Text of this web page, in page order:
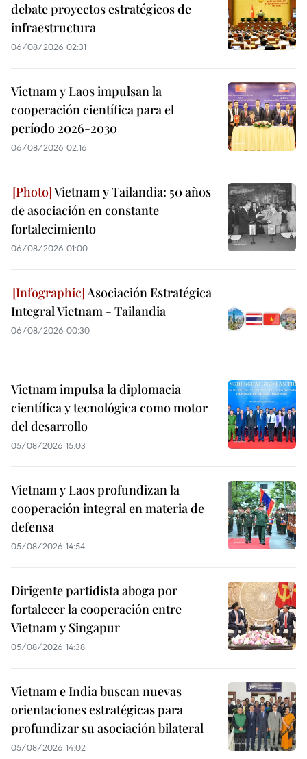
debate proyectos estratégicos de
infraestructura
06/08/2026 02:31
Vietnam y Laos impulsan la
cooperación científica para el
período 2026-2030
06/08/2026 02:16
Vietnam y Tailandia: 50 años
de asociación en constante
fortalecimiento
06/08/2026 01:00
Asociación Estratégica
Integral Vietnam - Tailandia
06/08/2026 00:30
Vietnam impulsa la diplomacia
científica y tecnológica como motor
del desarrollo
05/08/2026 15:03
Vietnam y Laos profundizan la
cooperación integral en materia de
defensa
05/08/2026 14:54
Dirigente partidista aboga por
fortalecer la cooperación entre
Vietnam y Singapur
05/08/2026 14:38
Vietnam e India buscan nuevas
orientaciones estratégicas para
profundizar su asociación bilateral
05/08/2026 14:02